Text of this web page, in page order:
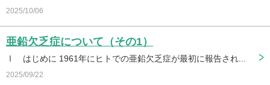
2025/10/06
亜鉛欠乏症について（その1）
Ⅰ はじめに 1961年にヒトでの亜鉛欠乏症が最初に報告され...
2025/09/22